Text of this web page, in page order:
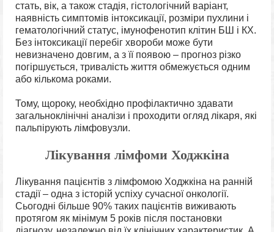
стать, вік, а також стадія, гістологічний варіант,
наявність симптомів інтоксикації, розміри пухлини і
гематологічний статус, імунофенотип клітин БШ і КХ.
Без інтоксикації перебіг хвороби може бути
невизначено довгим, а з її появою – прогноз різко
погіршується, тривалість життя обмежується одним
або кількома роками.
Тому, щороку, необхідно профілактично здавати
загальноклінічні аналізи і проходити огляд лікаря, які
пальпірують лімфовузли.
Лікування лімфоми Ходжкіна
Лікування пацієнтів з лімфомою Ходжкіна на ранній
стадії – одна з історій успіху сучасної онкології.
Сьогодні більше 90% таких пацієнтів виживають
протягом як мінімум 5 років після постановки